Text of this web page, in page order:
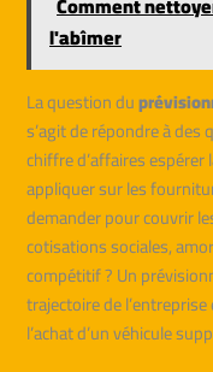
l'abîmer
La question du
s’agit de répondre à
chiffre d’affaires
appliquer sur les
demander pour couvrir
cotisations sociales,
compétitif ? Un
trajectoire de l’entreprise
l’achat d’un véhicule